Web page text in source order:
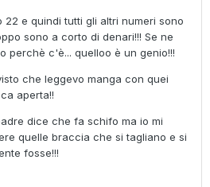
22 e quindi tutti gli altri numeri sono
sono a corto di denari!!! Se ne
perchè c'è... quelloo è un genio!!!
che leggevo manga con quei
aperta!!
dice che fa schifo ma io mi
quelle braccia che si tagliano e si
fosse!!!